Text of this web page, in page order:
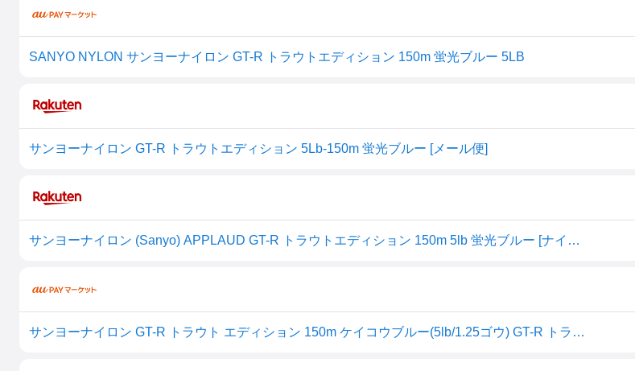
SANYO NYLON サンヨーナイロン GT-R トラウトエディション 150m 蛍光ブルー 5LB
サンヨーナイロン GT-R トラウトエディション 5Lb-150m 蛍光ブルー [メール便]
サンヨーナイロン (Sanyo) APPLAUD GT-R トラウトエディション 150m 5lb 蛍光ブルー [ナイロンライン]
サンヨーナイロン GT-R トラウト エディション 150m ケイコウブルー(5lb/1.25ゴウ) GT-R トラウト エディ